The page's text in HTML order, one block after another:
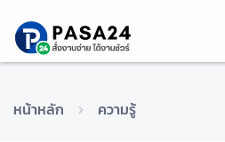
หน้าหลัก ความรู้